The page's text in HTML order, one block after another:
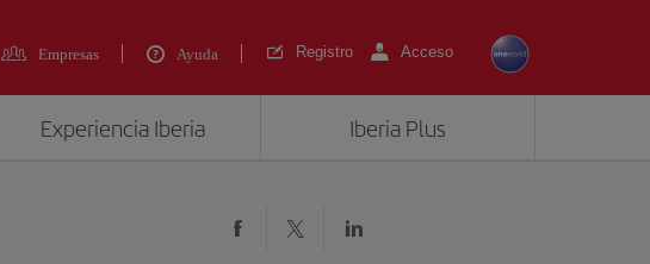
Empresas Ayuda Registro Acceso
Experiencia Iberia Iberia Plus